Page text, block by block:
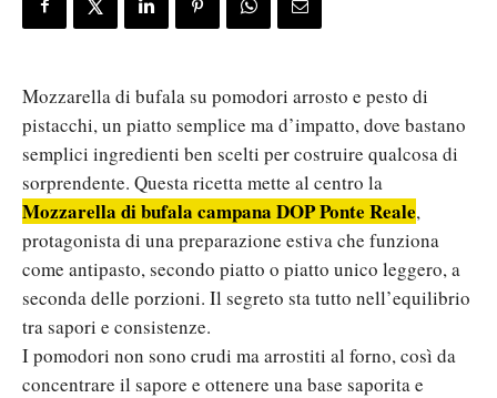
Mozzarella di bufala su pomodori arrosto e pesto di
pistacchi, un piatto semplice ma d’impatto, dove bastano
semplici ingredienti ben scelti per costruire qualcosa di
sorprendente. Questa ricetta mette al centro la
Mozzarella di bufala campana DOP Ponte Reale,
protagonista di una preparazione estiva che funziona
come antipasto, secondo piatto o piatto unico leggero, a
seconda delle porzioni. Il segreto sta tutto nell’equilibrio
tra sapori e consistenze.
I pomodori non sono crudi ma arrostiti al forno, così da
concentrare il sapore e ottenere una base saporita e